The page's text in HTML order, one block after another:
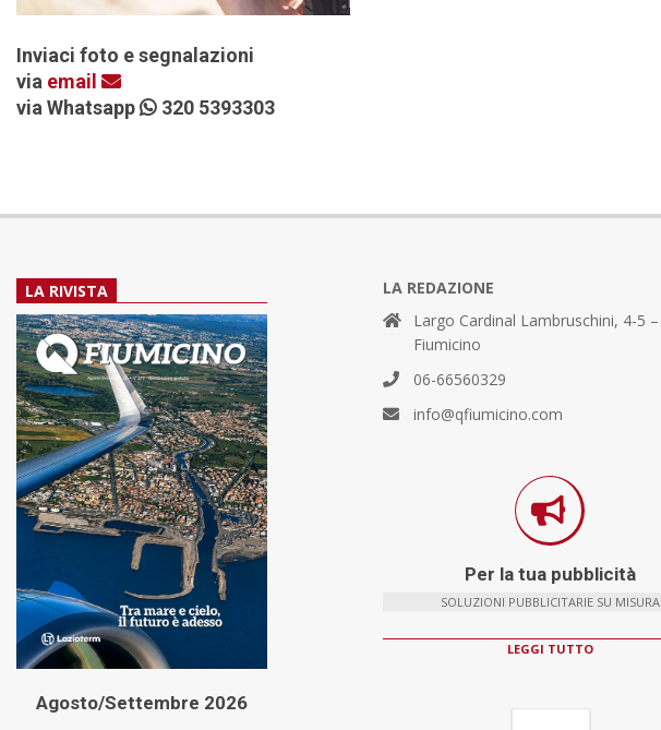
Inviaci foto e segnalazioni
via email
via Whatsapp
320 5393303
LA RIVISTA
Agosto/Settembre 2026
LA REDAZIONE
Largo Cardinal Lambruschini, 4-5 –
Fiumicino
06-66560329
info@qfiumicino.com
Per la tua pubblicità
SOLUZIONI PUBBLICITARIE SU MISURA
LEGGI TUTTO